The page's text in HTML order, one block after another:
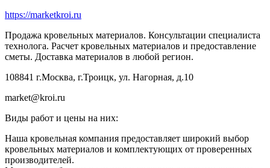
https://marketkroi.ru
Продажа кровельных материалов. Консультации специалиста
технолога. Расчет кровельных материалов и предоставление
сметы. Доставка материалов в любой регион.
108841 г.Москва, г.Троицк, ул. Нагорная, д.10
market@kroi.ru
Виды работ и цены на них:
Наша кровельная компания предоставляет широкий выбор
кровельных материалов и комплектующих от проверенных
производителей.